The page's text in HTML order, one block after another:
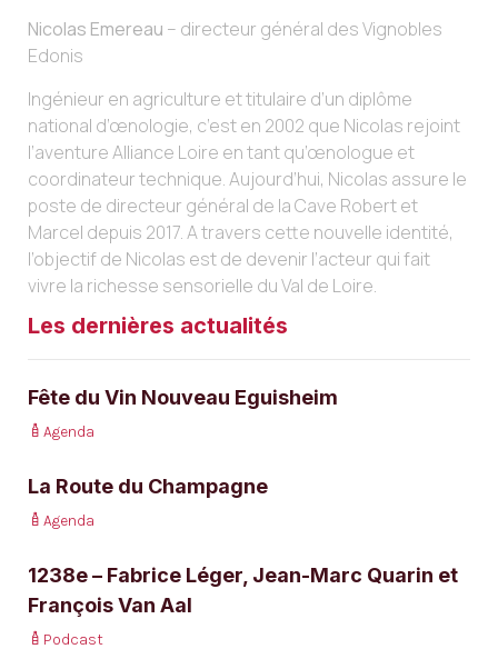
Nicolas Emereau – directeur général des Vignobles
Edonis
Ingénieur en agriculture et titulaire d’un diplôme
national d’œnologie, c’est en 2002 que Nicolas rejoint
l’aventure Alliance Loire en tant qu’œnologue et
coordinateur technique. Aujourd’hui, Nicolas assure le
poste de directeur général de la Cave Robert et
Marcel depuis 2017. A travers cette nouvelle identité,
l’objectif de Nicolas est de devenir l’acteur qui fait
vivre la richesse sensorielle du Val de Loire.
Les dernières actualités
Fête du Vin Nouveau Eguisheim
Agenda
La Route du Champagne
Agenda
1238e – Fabrice Léger, Jean-Marc Quarin et
François Van Aal
Podcast